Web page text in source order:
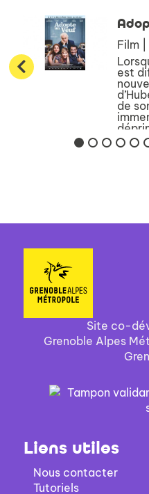
Film
est
de
beau
...
Site co-
Grenoble Alpes
Liens utiles
Nous contacter
Tutoriels